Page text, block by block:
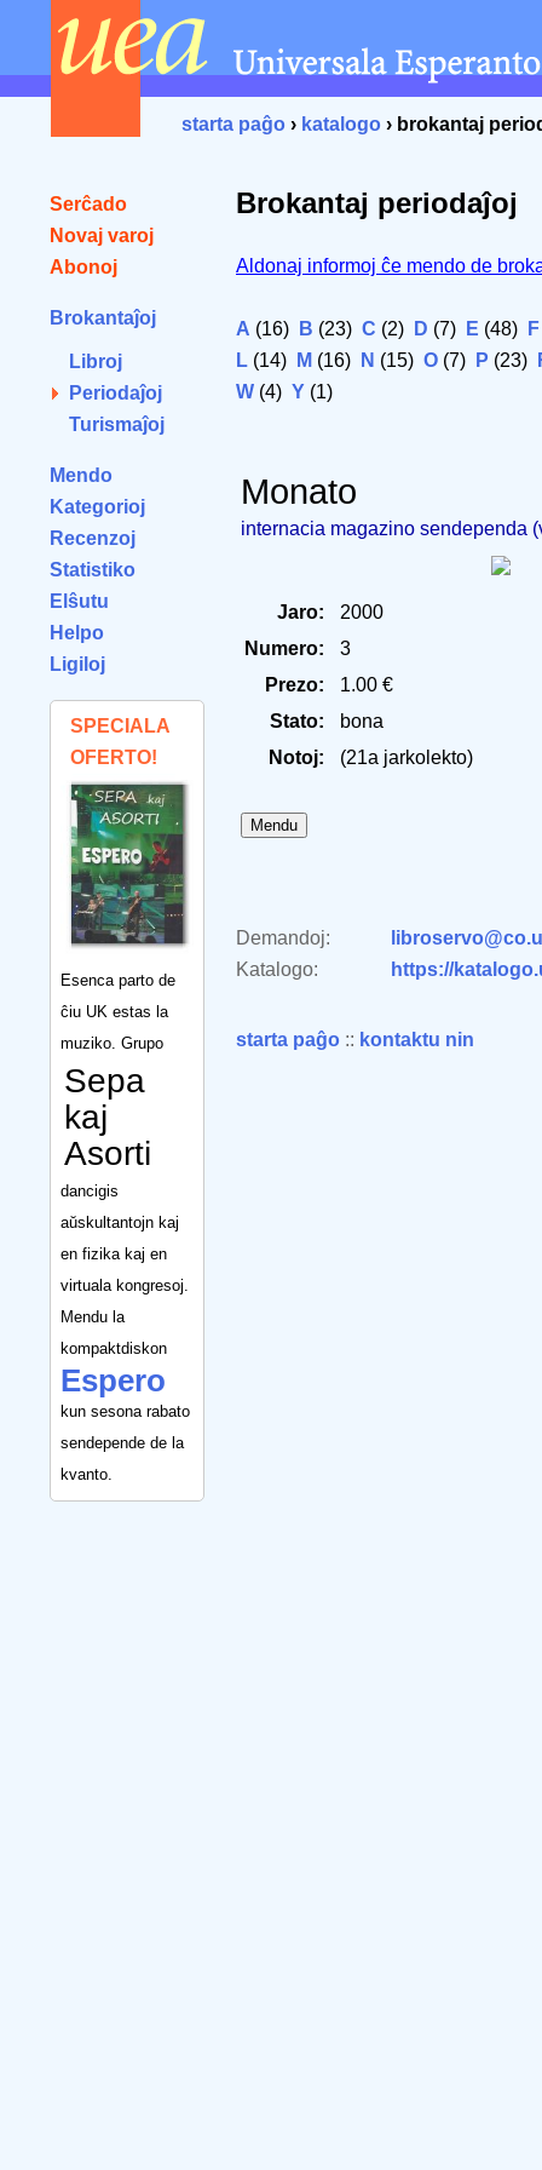
starta paĝo › katalogo › brokantaj
Serĉado
Novaj varoj
Abonoj
Brokantaĵoj
Libroj
Periodaĵoj
Turismaĵoj
Mendo
Kategorioj
Recenzoj
Statistiko
Elŝutu
Helpo
Ligiloj
SPECIALA
OFERTO!
Esenca parto de
ĉiu UK estas la
muziko. Grupo
Sepa
kaj
Asorti
dancigis
aŭskultantojn kaj
en fizika kaj en
virtuala kongresoj.
Mendu la
kompaktdiskon
Espero
kun sesona rabato
sendepende de la
kvanto.
Brokantaj periodaĵoj
Aldonaj informoj ĉe mendo de
A (16) B (23) C (2) D (7) E (48) F
L (14) M (16) N (15) O (7) P (23)
W (4) Y (1)
Monato
internacia magazino sendependa
Jaro:
2000
Numero:
3
Prezo:
1.00 €
Stato:
bona
Notoj:
(21a jarkolekto)
Demandoj:
Katalogo:
https://
starta paĝo :: kontaktu nin